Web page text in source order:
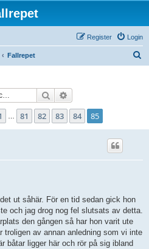
Login
Register
Fallrepet
Search
of 8581 82 83 84 85
ut såhär. För en tid sedan gick hon
och jag drog nog fel slutsats av detta.
den gången så har hon varit ute
troligen av annan anledning som vi inte
båtar ligger här och rör på sig ibland